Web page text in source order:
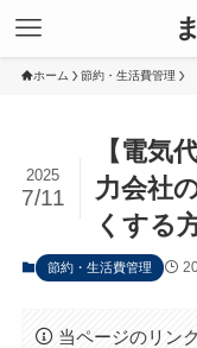
ホーム 節約・生活費管理
【電気
力会社
くする
2025
7/11
節約・生活費管理
当ページのリン